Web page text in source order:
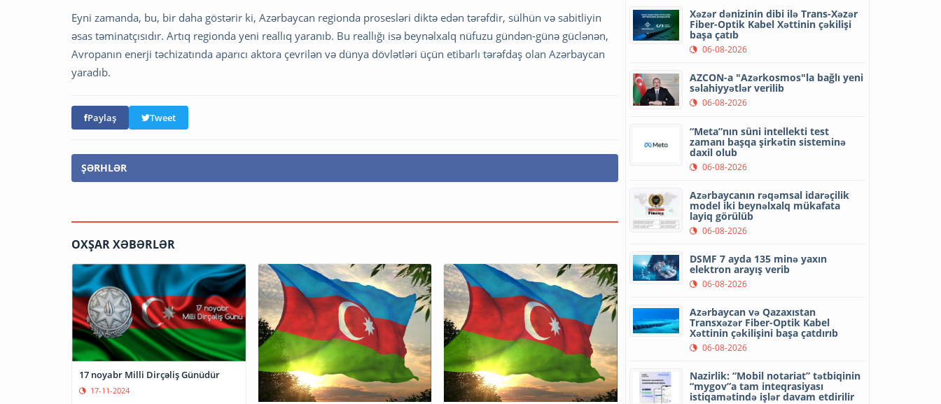
Eyni zamanda, bu, bir daha göstərir ki, Azərbaycan regionda prosesləri diktə edən tərəfdir, sülhün və sabitliyin
əsas təminatçısıdır. Artıq regionda yeni reallıq yaranıb. Bu reallığı isə beynəlxalq nüfuzu gündən-günə güclənən,
Avropanın enerji təchizatında aparıcı aktora çevrilən və dünya dövlətləri üçün etibarlı tərəfdaş olan Azərbaycan
yaradıb.
Paylaş Tweet
ŞƏRHLƏR
OXŞAR XƏBƏRLƏR
17 noyabr Milli Dirçəliş Günüdür
17-11-2024
Xəzər dənizinin dibi ilə Trans-Xəzər
Fiber-Optik Kabel Xəttinin çəkilişi
başa çatıb
06-08-2026
AZCON-a "Azərkosmos"la bağlı yeni
səlahiyyətlər verilib
06-08-2026
“Meta”nın süni intellekti test
zamanı başqa şirkətin sisteminə
daxil olub
06-08-2026
Azərbaycanın rəqəmsal idarəçilik
model iki beynəlxalq mükafata
layiq görülüb
06-08-2026
DSMF 7 ayda 135 minə yaxın
elektron arayış verib
06-08-2026
Azərbaycan və Qazaxıstan
Transxəzər Fiber-Optik Kabel
Xəttinin çəkilişini başa çatdırıb
06-08-2026
Nazirlik: “Mobil notariat” tətbiqinin
“mygov”a tam inteqrasiyası
istiqamətində işlər davam etdirilir